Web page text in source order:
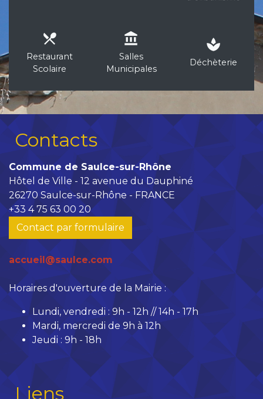
local_dining
Restaurant
Scolaire
account_balance
Salles
Municipales
spa
Déchèterie
Contacts
Commune de Saulce-sur-Rhône
Hôtel de Ville - 12 avenue du Dauphiné
26270 Saulce-sur-Rhône - FRANCE
+33 4 75 63 00 20
Contact par formulaire
accueil@saulce.com
Horaires d'ouverture de la Mairie :
Lundi, vendredi : 9h - 12h // 14h - 17h
Mardi, mercredi de 9h à 12h
Jeudi : 9h - 18h
Liens